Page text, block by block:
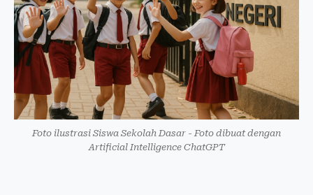
Foto ilustrasi Siswa Sekolah Dasar - Foto dibuat dengan
Artificial Intelligence ChatGPT